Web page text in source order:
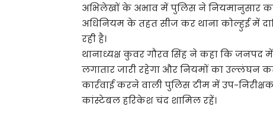
अभिलेखों के अभाव में पुलिस ने नियमानुसार
अधिनियम के तहत सीज कर थाना कोल्हुई में
रही है।
थानाध्यक्ष कुवर गौरव सिंह ने कहा कि
लगातार जारी रहेगा और नियमों का उल्लंघन
कार्रवाई करने वाली पुलिस टीम में उप-
कांस्टेबल हरिकेश चंद शामिल रहें।